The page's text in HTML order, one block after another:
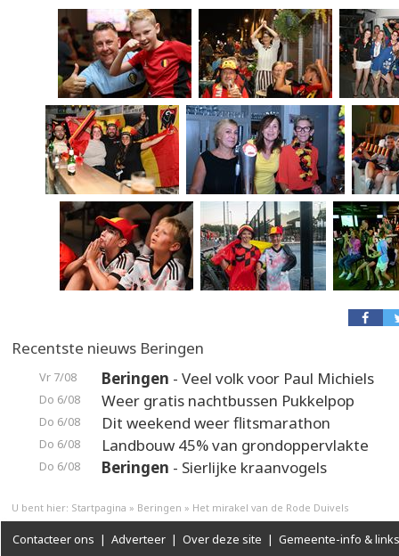
Recentste nieuws Beringen
Vr 7/08 Beringen - Veel volk voor Paul Michiels
Do 6/08 Weer gratis nachtbussen Pukkelpop
Do 6/08 Dit weekend weer flitsmarathon
Do 6/08 Landbouw 45% van grondoppervlakte
Do 6/08 Beringen - Sierlijke kraanvogels
U bent hier: Startpagina » Beringen » Het mirakel van de Rode Duivels
Contacteer ons | Adverteer | Over deze site | Gemeente-info & links